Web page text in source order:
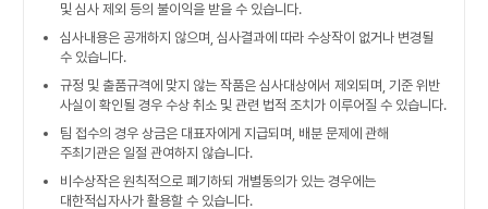
및 심사 제외 등의 불이익을 받을 수 있습니다.
심사내용은 공개하지 않으며, 심사결과에 따라 수상작이 없거나 변경될
수 있습니다.
규정 및 출품규격에 맞지 않는 작품은 심사대상에서 제외되며, 기준 위반
사실이 확인될 경우 수상 취소 및 관련 법적 조치가 이루어질 수 있습니다.
팀 접수의 경우 상금은 대표자에게 지급되며, 배분 문제에 관해
주최기관은 일절 관여하지 않습니다.
비수상작은 원칙적으로 폐기하되 개별동의가 있는 경우에는
대한적십자사가 활용할 수 있습니다.